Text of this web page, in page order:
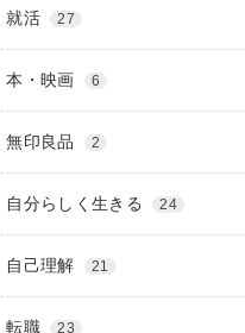
就活 27
本・映画 6
無印良品 2
自分らしく生きる 24
自己理解 21
転職 23